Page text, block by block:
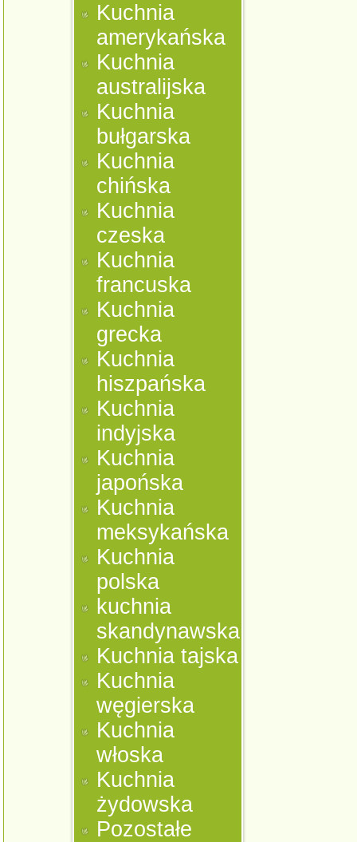
Kuchnia
amerykańska
Kuchnia
australijska
Kuchnia
bułgarska
Kuchnia
chińska
Kuchnia
czeska
Kuchnia
francuska
Kuchnia
grecka
Kuchnia
hiszpańska
Kuchnia
indyjska
Kuchnia
japońska
Kuchnia
meksykańska
Kuchnia
polska
kuchnia
skandynawska
Kuchnia tajska
Kuchnia
węgierska
Kuchnia
włoska
Kuchnia
żydowska
Pozostałe